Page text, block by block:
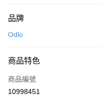
信用卡一次付款
Apple Pay
悠遊付
品牌
Odlo
商品特色
商品編號
10998451